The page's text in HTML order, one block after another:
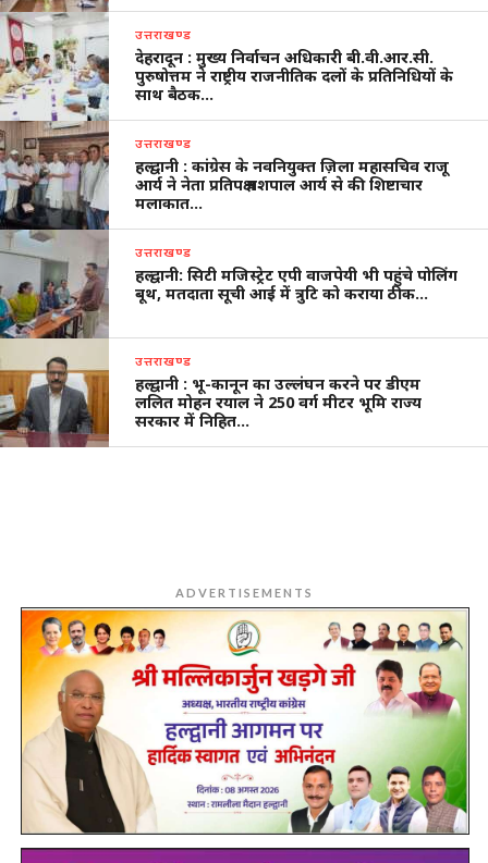
उत्तराखण्ड
देहरादून : मुख्य निर्वाचन अधिकारी बी.वी.आर.सी.
पुरुषोत्तम ने राष्ट्रीय राजनीतिक दलों के प्रतिनिधियों के
साथ बैठक…
उत्तराखण्ड
हल्द्वानी : कांग्रेस के नवनियुक्त ज़िला महासचिव राजू
आर्य ने नेता प्रतिपक्ष यशपाल आर्य से की शिष्टाचार
मलाकात…
उत्तराखण्ड
हल्द्वानी: सिटी मजिस्ट्रेट एपी वाजपेयी भी पहुंचे पोलिंग
बूथ, मतदाता सूची आई में त्रुटि को कराया ठीक…
उत्तराखण्ड
हल्द्वानी : भू-कानून का उल्लंघन करने पर डीएम
ललित मोहन रयाल ने 250 वर्ग मीटर भूमि राज्य
सरकार में निहित…
ADVERTISEMENTS